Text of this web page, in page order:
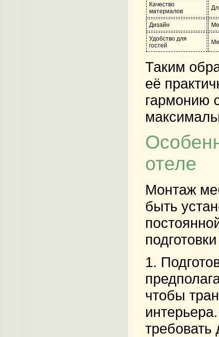
Качество
материалов
Дизайн
Удобство для
гостей
Таким
её
гармонию
отеле
Монтаж
быть
1.
чтобы